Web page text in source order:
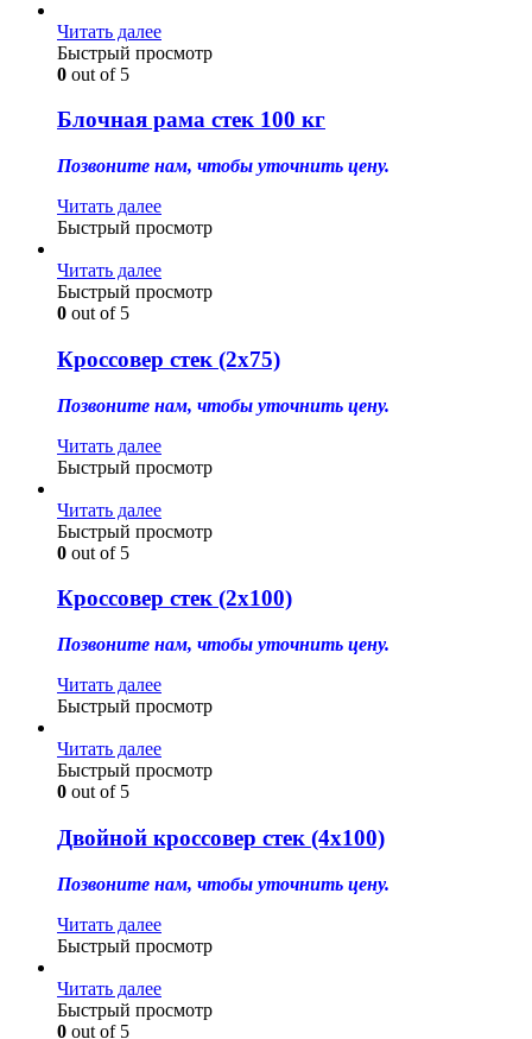
Читать далее
Быстрый просмотр
0 out of 5
Блочная рама стек 100 кг
Позвоните нам, чтобы уточнить цену.
Читать далее
Быстрый просмотр
Читать далее
Быстрый просмотр
0 out of 5
Кроссовер стек (2х75)
Позвоните нам, чтобы уточнить цену.
Читать далее
Быстрый просмотр
Читать далее
Быстрый просмотр
0 out of 5
Кроссовер стек (2х100)
Позвоните нам, чтобы уточнить цену.
Читать далее
Быстрый просмотр
Читать далее
Быстрый просмотр
0 out of 5
Двойной кроссовер стек (4х100)
Позвоните нам, чтобы уточнить цену.
Читать далее
Быстрый просмотр
Читать далее
Быстрый просмотр
0 out of 5